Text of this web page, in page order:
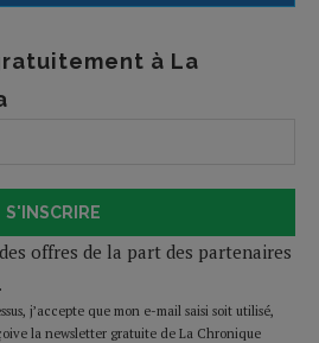
à La
S'INSCRIRE
offres de la part des partenaires
j’accepte que mon e-mail saisi soit utilisé,
la newsletter gratuite de La Chronique